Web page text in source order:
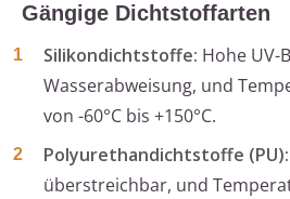
Gängige Dichtstoffarten
Silikondichtstoffe: Hohe UV-
Wasserabweisung, und
von -60°C bis +150°C.
Polyurethandichtstoffe (PU):
überstreichbar, und